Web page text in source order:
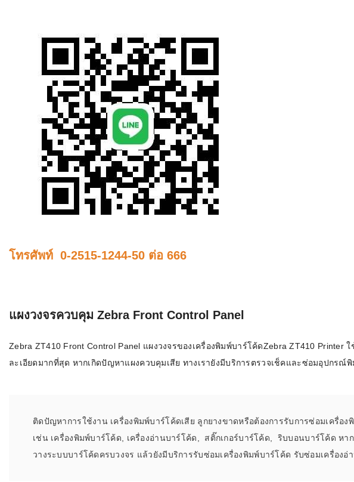
โทรศัพท์ 0-2515-1244-50 ต่อ 666
แผงวงจรควบคุม Zebra Front Control Panel
Zebra ZT410 Front Control Panel แผงวงจรของเครื่องพิมพ์บาร์โค้ดZebra ZT410
ละเอียดมากที่สุด หากเกิดปัญหาแผงควบคุมเสีย ทางเรายังมีบริการตรวจเช็คและซ่อมอุปกร
ติดปัญหาการใช้งาน เครื่องพิมพ์บาร์โค้ดเสีย ลูกยางขาดหรือต้องการรับการซ่อมเครื่อ
เช่น เครื่องพิมพ์บาร์โค้ด, เครื่องอ่านบาร์โค้ด, สติ๊กเกอร์บาร์โค้ด, ริบบอนบาร์โค้ด หา
วางระบบบาร์โค้ดครบวงจร แล้วยังมีบริการรับซ่อมเครื่องพิมพ์บาร์โค้ด รับซ่อมเครื่อง